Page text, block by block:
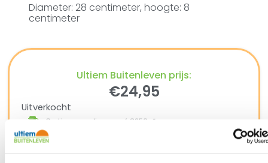
Diameter: 28 centimeter, hoogte: 8
centimeter
Ultiem Buitenleven prijs:
€24,95
Uitverkocht
Gratis verzending vanaf €250,-*
Achteraf betalen mogelijk
Snelle verzending & levering aan huis